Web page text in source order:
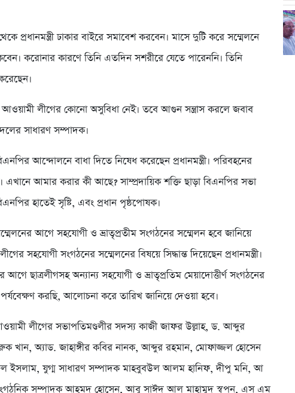
প্রধানমন্ত্রী ঢাকার বাইরে সমাবেশ করবেন। মাসে দুটি করে সম্মেলনে
করোনার কারণে তিনি এতদিন সশরীরে যেতে পারেননি। তিনি
লীগের কোনো অসুবিধা নেই। তবে আগুন সন্ত্রাস করলে জবাব
সাধারণ সম্পাদক।
আন্দোলনে বাধা দিতে নিষেধ করেছেন প্রধানমন্ত্রী। পরিবহনের
আমার করার কী আছে? সাম্প্রদায়িক শক্তি ছাড়া বিএনপির সভা
হাতেই সৃষ্টি, এবং প্রধান পৃষ্ঠপোষক।
আগে সহযোগী ও ভ্রাতৃপ্রতীম সংগঠনের সম্মেলন হবে জানিয়ে
সহযোগী সংগঠনের সম্মেলনের বিষয়ে সিদ্ধান্ত দিয়েছেন প্রধানমন্ত্রী।
ছাত্রলীগসহ অন্যান্য সহযোগী ও ভ্রাতৃপ্রতিম মেয়াদোত্তীর্ণ সংগঠনের
করছি, আলোচনা করে তারিখ জানিয়ে দেওয়া হবে।
লীগের সভাপতিমণ্ডলীর সদস্য কাজী জাফর উল্লাহ, ড. আব্দুর
খান, অ্যাড. জাহাঙ্গীর কবির নানক, আব্দুর রহমান, মোফাজ্জল হোসেন
ইসলাম, যুগ্ম সাধারণ সম্পাদক মাহবুবউল আলম হানিফ, দীপু মনি, আ
সম্পাদক আহমদ হোসেন, আবু সাঈদ আল মাহামুদ স্বপন, এস এম